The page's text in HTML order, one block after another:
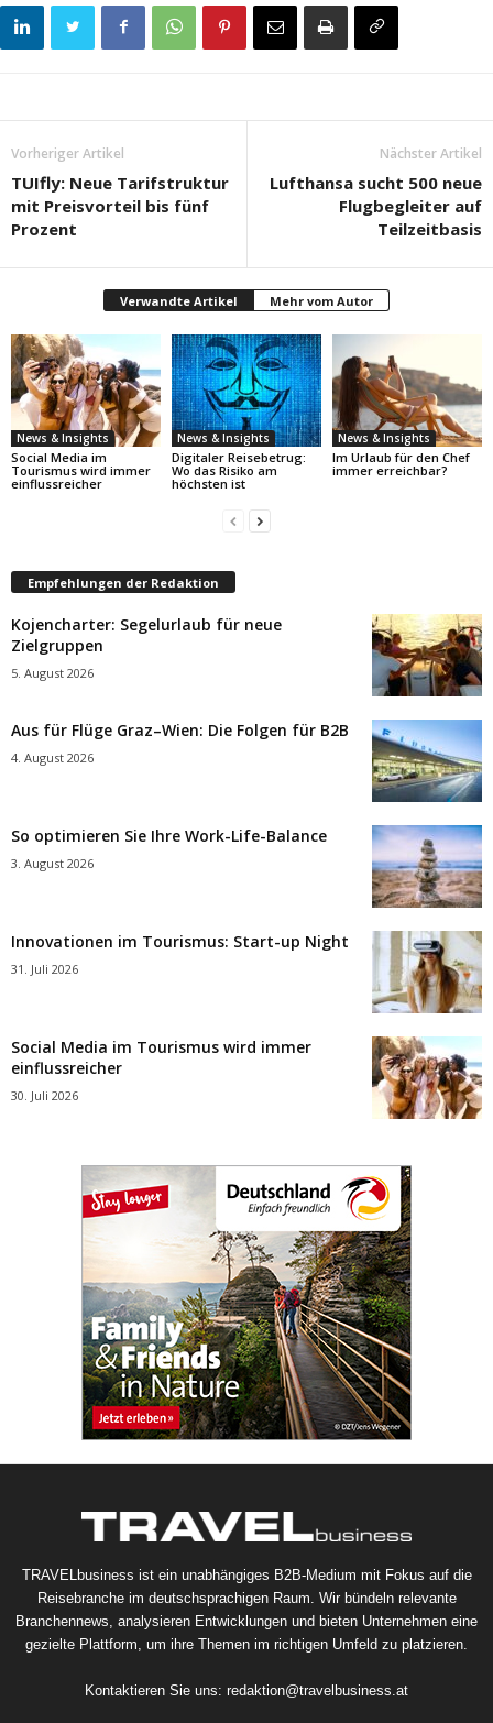
Vorheriger Artikel
TUIfly: Neue Tarifstruktur
mit Preisvorteil bis fünf
Prozent
Nächster Artikel
Lufthansa sucht 500 neue
Flugbegleiter auf
Teilzeitbasis
Verwandte Artikel Mehr vom Autor
News & Insights
Social Media im
Tourismus wird immer
einflussreicher
News & Insights
Digitaler Reisebetrug:
Wo das Risiko am
höchsten ist
News & Insights
Im Urlaub für den Chef
immer erreichbar?
Empfehlungen der Redaktion
Kojencharter: Segelurlaub für neue
Zielgruppen
5. August 2026
Aus für Flüge Graz–Wien: Die Folgen für B2B
4. August 2026
So optimieren Sie Ihre Work-Life-Balance
3. August 2026
Innovationen im Tourismus: Start-up Night
31. Juli 2026
Social Media im Tourismus wird immer
einflussreicher
30. Juli 2026
TRAVELbusiness ist ein unabhängiges B2B-Medium mit Fokus auf die
Reisebranche im deutschsprachigen Raum. Wir bündeln relevante
Branchennews, analysieren Entwicklungen und bieten Unternehmen eine
gezielte Plattform, um ihre Themen im richtigen Umfeld zu platzieren.
Kontaktieren Sie uns: redaktion@travelbusiness.at